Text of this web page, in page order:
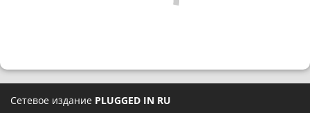
Сетевое издание PLUGGED IN RU